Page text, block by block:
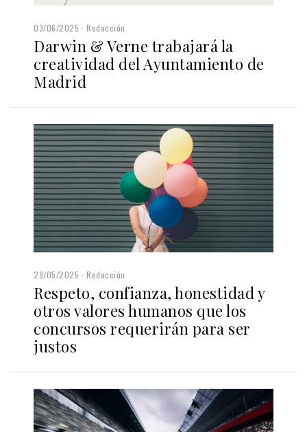
03/06/2025 Redacción
Darwin & Verne trabajará la
creatividad del Ayuntamiento de
Madrid
29/05/2025 Redacción
Respeto, confianza, honestidad y
otros valores humanos que los
concursos requerirán para ser
justos